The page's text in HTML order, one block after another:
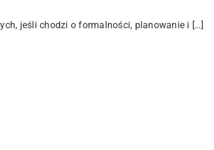
jeśli chodzi o formalności, planowanie i […]